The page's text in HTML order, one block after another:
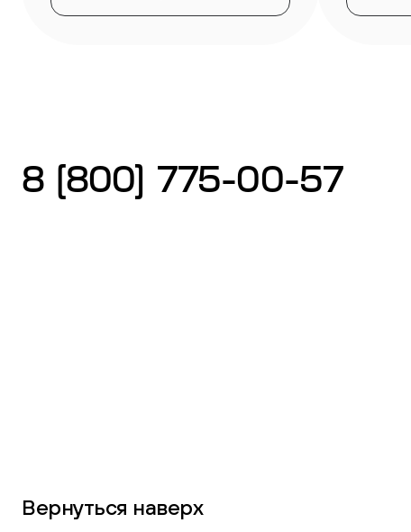
8 (800) 775-00-57
Вернуться наверх